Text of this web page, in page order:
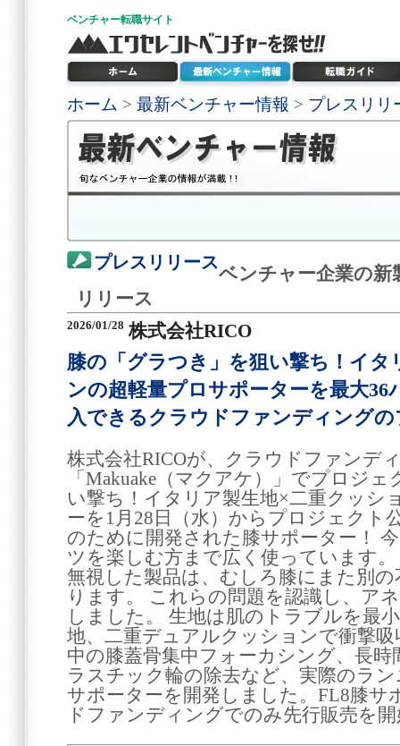
ベンチャー転職サイト
ホーム > 最新ベンチャー情報 > プレスリリ
プレスリリース
ベンチャー企業の新
リリース
2026/01/28 株式会社RICO
膝の「グラつき」を狙い撃ち！イタ
ンの超軽量プロサポーターを最大36
入できるクラウドファンディング
株式会社RICOが、クラウドファンデ
「Makuake（マクアケ）」でプロジ
い撃ち！イタリア製生地×二重クッシ
ーを1月28日（水）からプロジェクト
のために開発された膝サポーター！
ツを楽しむ方まで広く使っています
無視した製品は、むしろ膝にまた別
ります。 これらの問題を認識し、ア
しました。 生地は肌のトラブルを最
地、二重デュアルクッションで衝撃
中の膝蓋骨集中フォーカシング、長
ラスチック輪の除去など、実際のラ
サポーターを開発しました。FL8膝サ
ドファンディングでのみ先行販売を